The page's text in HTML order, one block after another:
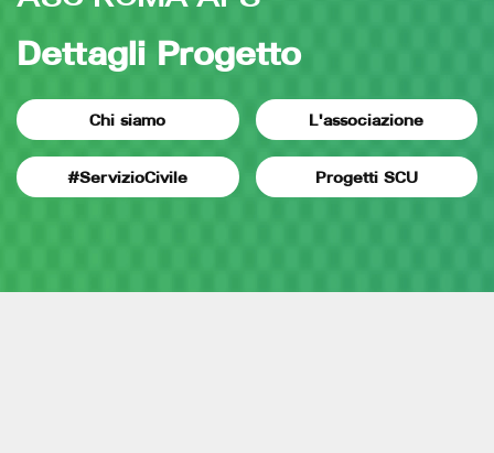
Dettagli Progetto
Chi siamo L'associazione
#ServizioCivile Progetti SCU